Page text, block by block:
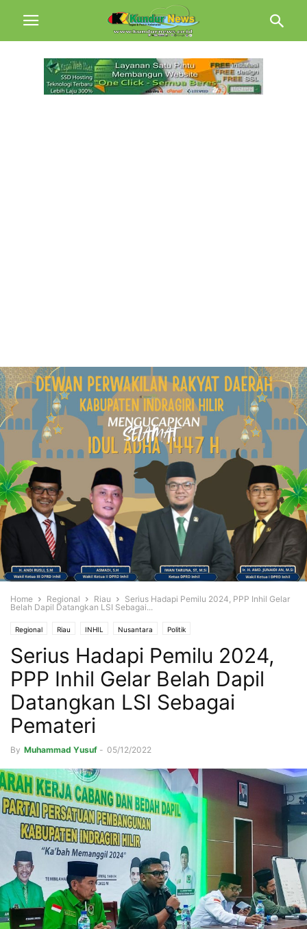
Home Regional Riau
Serius Hadapi Pemilu 2024, PPP Inhil Gelar
Belah Dapil Datangkan LSI Sebagai...
Regional Riau INHIL Nusantara Politik
Serius Hadapi Pemilu 2024,
PPP Inhil Gelar Belah Dapil
Datangkan LSI Sebagai
Pemateri
By Muhammad Yusuf - 05/12/2022